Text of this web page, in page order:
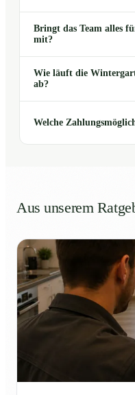
Bringt das Team alles
mit?
Wie läuft die
ab?
Welche
Aus unserem